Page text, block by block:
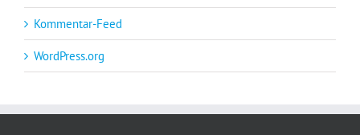
Kommentar-Feed
WordPress.org